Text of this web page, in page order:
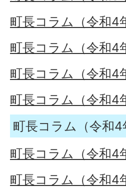
町長コラム（令和4
町長コラム（令和4
町長コラム（令和4
町長コラム（令和4
町長コラム（令和4
町長コラム（令和4
町長コラム（令和4